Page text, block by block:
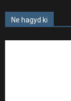
Ne hagyd ki